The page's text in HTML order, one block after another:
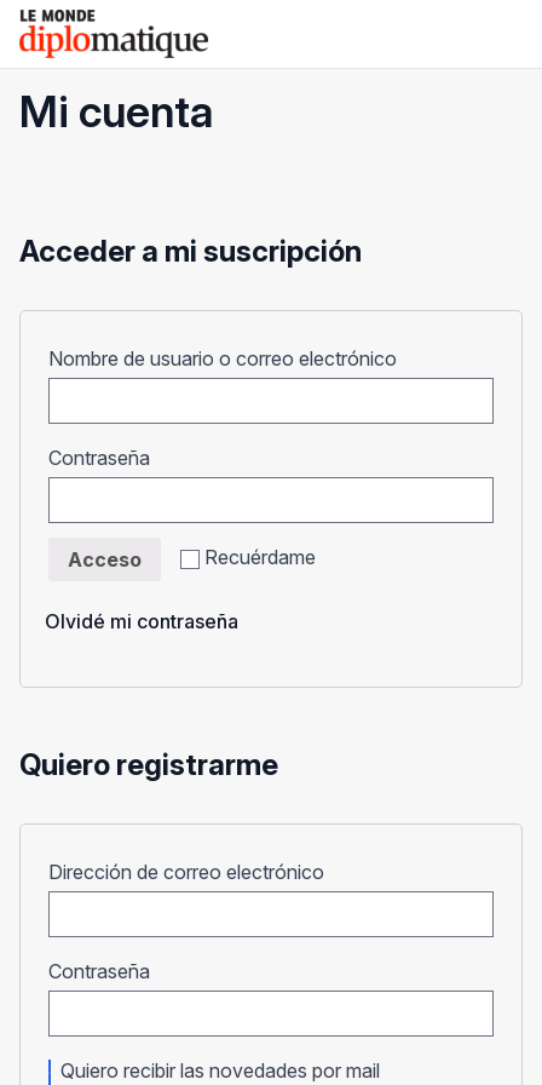
Skip
content
Le monde diplomatique
Mi cuenta
Acceder a mi suscripción
Nombre de usuario o correo electrónico
Contraseña
Recuérdame
Acceso
Olvidé mi contraseña
Quiero registrarme
Dirección de correo electrónico
Contraseña
Quiero recibir las novedades por mail